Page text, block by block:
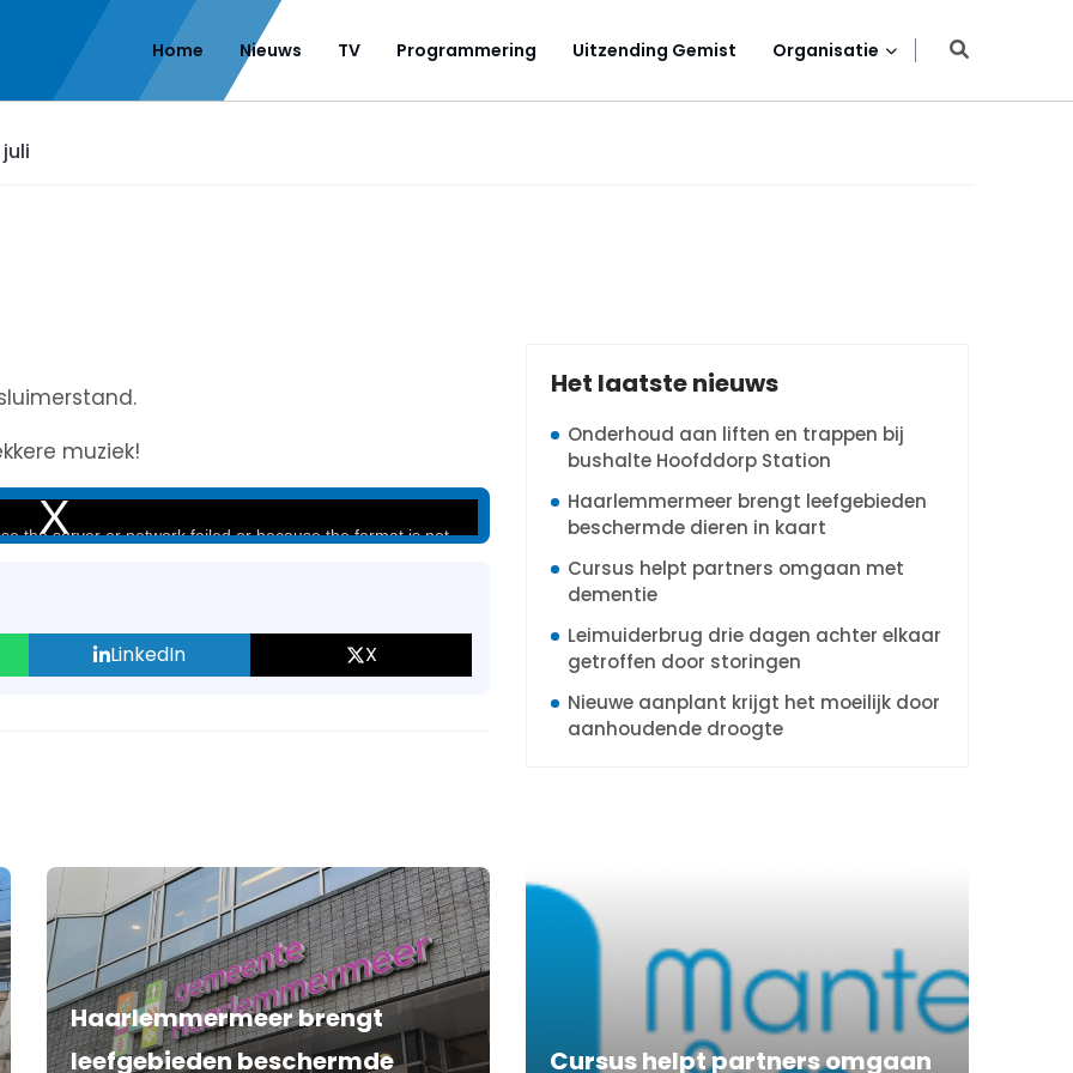
Home Nieuws TV Programmering Uitzending Gemist Organisatie
muziek!
the server or network failed or because the format is not
LinkedIn X
Het laatste nieuws
Onderhoud aan liften en trappen bij
bushalte Hoofddorp Station
Haarlemmermeer brengt leefgebieden
beschermde dieren in kaart
Cursus helpt partners omgaan met
dementie
Leimuiderbrug drie dagen achter elkaar
getroffen door storingen
Nieuwe aanplant krijgt het moeilijk door
aanhoudende droogte
Haarlemmermeer brengt
leefgebieden beschermde
Cursus helpt partners omgaan